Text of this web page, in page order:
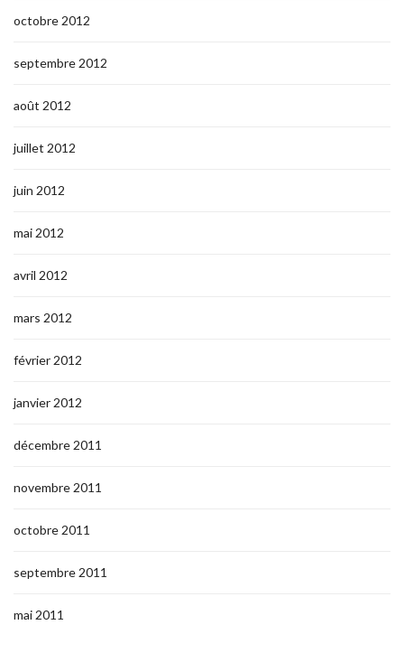
octobre 2012
septembre 2012
août 2012
juillet 2012
juin 2012
mai 2012
avril 2012
mars 2012
février 2012
janvier 2012
décembre 2011
novembre 2011
octobre 2011
septembre 2011
mai 2011